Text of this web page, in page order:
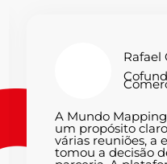
Rafael
A Mundo
um propósito
várias reuniões, a
tomou a decisão